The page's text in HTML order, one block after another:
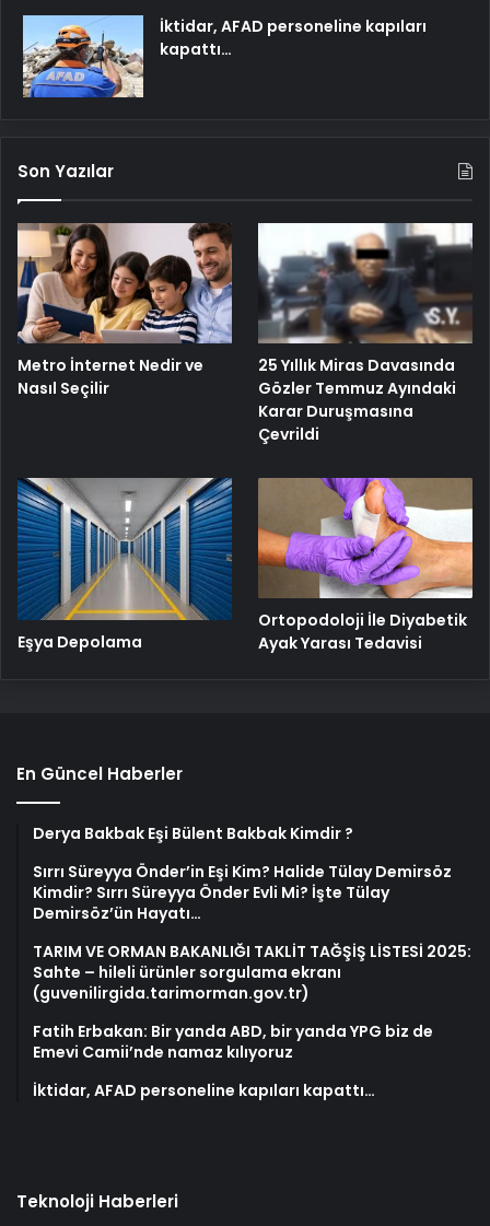
İktidar, AFAD personeline kapıları
kapattı…
Son Yazılar
Metro İnternet Nedir ve
Nasıl Seçilir
25 Yıllık Miras Davasında
Gözler Temmuz Ayındaki
Karar Duruşmasına
Çevrildi
Eşya Depolama
Ortopodoloji İle Diyabetik
Ayak Yarası Tedavisi
En Güncel Haberler
Derya Bakbak Eşi Bülent Bakbak Kimdir ?
Sırrı Süreyya Önder’in Eşi Kim? Halide Tülay Demirsöz
Kimdir? Sırrı Süreyya Önder Evli Mi? İşte Tülay
Demirsöz’ün Hayatı…
TARIM VE ORMAN BAKANLIĞI TAKLİT TAĞŞİŞ LİSTESİ 2025:
Sahte – hileli ürünler sorgulama ekranı
(guvenilirgida.tarimorman.gov.tr)
Fatih Erbakan: Bir yanda ABD, bir yanda YPG biz de
Emevi Camii’nde namaz kılıyoruz
İktidar, AFAD personeline kapıları kapattı…
Teknoloji Haberleri